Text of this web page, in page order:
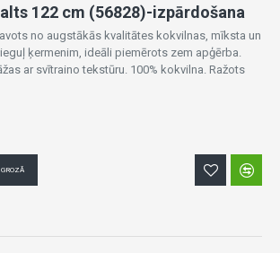
122 cm (56828)-izpārdošana
no augstākās kvalitātes kokvilnas, mīksta un
ķermenim, ideāli piemērots zem apģērba.
ar svītraino tekstūru. 100% kokvilna. Ražots